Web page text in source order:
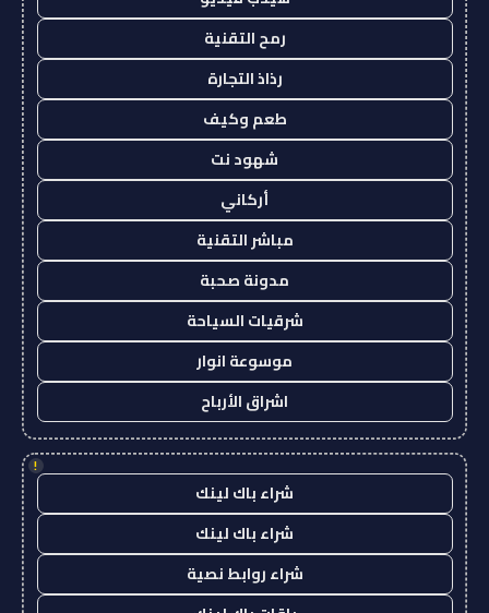
رمح التقنية
رذاذ التجارة
طعم وكيف
شهود نت
أركاني
مباشر التقنية
مدونة صحبة
شرقيات السياحة
موسوعة انوار
اشراق الأرباح
!
شراء باك لينك
شراء باك لينك
شراء روابط نصية